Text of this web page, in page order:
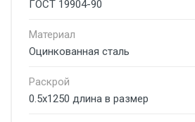
ГОСТ 19904-90
Материал
Оцинкованная сталь
Раскрой
0.5х1250 длина в размер